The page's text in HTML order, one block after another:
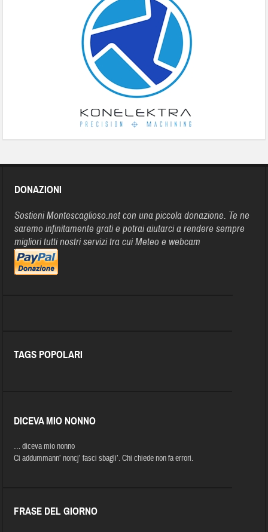
DONAZIONI
Sostieni Montescaglioso.net con una piccola donazione. Te ne
saremo infinitamente grati e potrai aiutarci a rendere sempre
migliori tutti nostri servizi tra cui Meteo e webcam
TAGS POPOLARI
DICEVA MIO NONNO
… diceva mio nonno
Ci addummann’ noncj’ fasci sbagli’. Chi chiede non fa errori.
FRASE DEL GIORNO